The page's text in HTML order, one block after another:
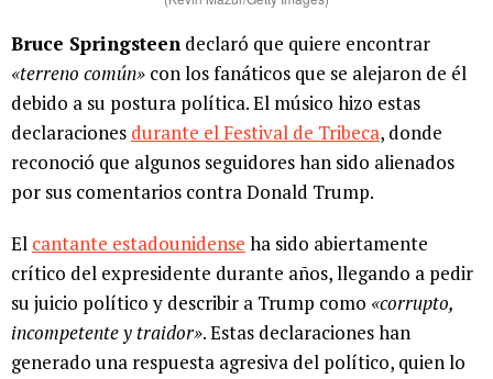
Bruce Springsteen declaró que quiere encontrar
«terreno común» con los fanáticos que se alejaron de él
debido a su postura política. El músico hizo estas
declaraciones durante el Festival de Tribeca, donde
reconoció que algunos seguidores han sido alienados
por sus comentarios contra Donald Trump.
El cantante estadounidense ha sido abiertamente
crítico del expresidente durante años, llegando a pedir
su juicio político y describir a Trump como «corrupto,
incompetente y traidor». Estas declaraciones han
generado una respuesta agresiva del político, quien lo